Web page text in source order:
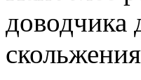
доводчика